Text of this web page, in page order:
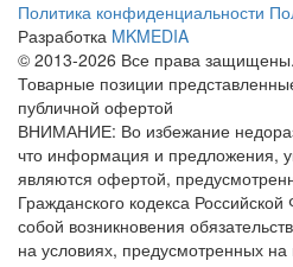
Политика конфиденциальности
Разработка MKMEDIA
© 2013-2026 Все права защищены.
Товарные позиции
публичной офертой
ВНИМАНИЕ: Во избежание
что информация и предложения,
являются офертой,
Гражданского кодекса
собой возникновения
на условиях, предусмотренных